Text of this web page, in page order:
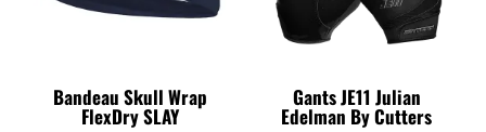
Bandeau Skull Wrap
FlexDry SLAY
Gants JE11 Julian
Edelman By Cutters